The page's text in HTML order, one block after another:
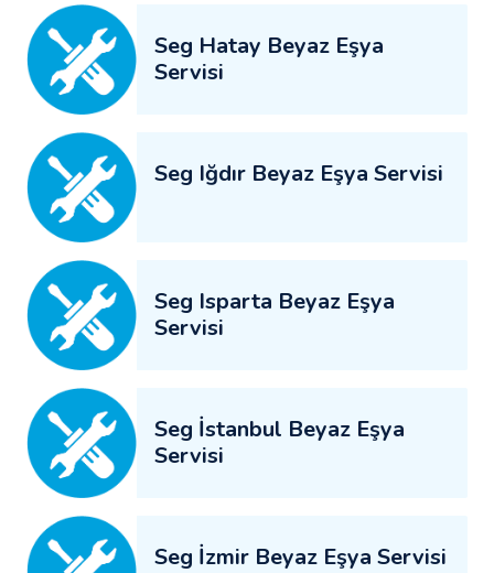
Seg Hatay Beyaz Eşya
Servisi
Seg Iğdır Beyaz Eşya Servisi
Seg Isparta Beyaz Eşya
Servisi
Seg İstanbul Beyaz Eşya
Servisi
Seg İzmir Beyaz Eşya Servisi